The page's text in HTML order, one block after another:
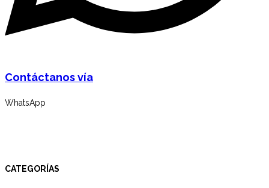
Contáctanos vía
WhatsApp
CATEGORÍAS